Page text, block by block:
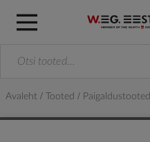
Avaleht Tooted Paigaldustooted